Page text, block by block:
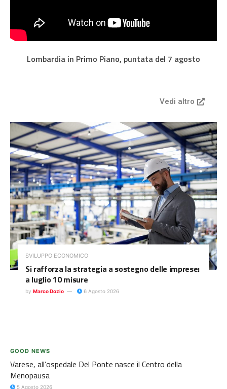
Lombardia in Primo Piano, puntata del 7 agosto
Vedi altro
SVILUPPO ECONOMICO
Si rafforza la strategia a sostegno delle imprese:
a luglio 10 misure
by Marco Dozio 6 Agosto 2026
GOOD NEWS
Varese, all’ospedale Del Ponte nasce il Centro della
Menopausa
5 Agosto 2026